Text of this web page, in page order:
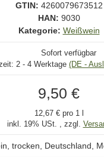
GTIN: 4260079673512
HAN: 9030
Kategorie: Weißwein
Sofort verfügbar
2 - 4 Werktage (DE -
9,50 €
12,67 € pro 1 l
inkl. 19% USt. , zzgl.
trocken, Deutschland,